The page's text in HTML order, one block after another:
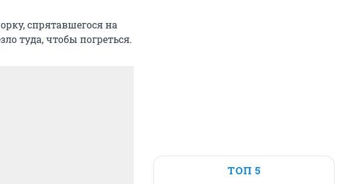
спрятавшегося на
туда, чтобы погреться.
ТОП 5